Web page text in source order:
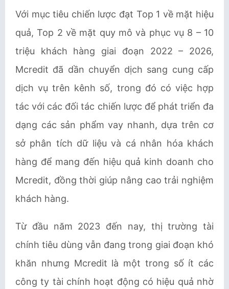
Với mục tiêu chiến lược đạt Top 1 về mặt hiệu
quả, Top 2 về mặt quy mô và phục vụ 8 – 10
triệu khách hàng giai đoạn 2022 – 2026,
Mcredit đã dần chuyển dịch sang cung cấp
dịch vụ trên kênh số, trong đó có việc hợp
tác với các đối tác chiến lược để phát triển đa
dạng các sản phẩm vay nhanh, dựa trên cơ
sở phân tích dữ liệu và cá nhân hóa khách
hàng để mang đến hiệu quả kinh doanh cho
Mcredit, đồng thời giúp nâng cao trải nghiệm
khách hàng.
Từ đầu năm 2023 đến nay, thị trường tài
chính tiêu dùng vẫn đang trong giai đoạn khó
khăn nhưng Mcredit là một trong số ít các
công ty tài chính hoạt động có hiệu quả nhờ